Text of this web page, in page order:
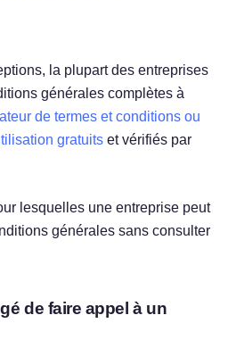
la plupart des entreprises
générales complètes à
de termes et conditions ou
gratuits et vérifiés par
lesquelles une entreprise peut
générales sans consulter
de faire appel à un